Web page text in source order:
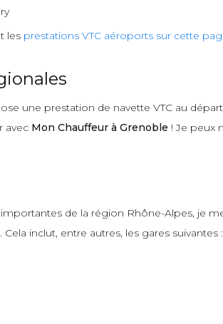
les prestations VTC aéroports sur cette
une prestation de navette VTC au
avec Mon Chauffeur à Grenoble ! Je peux
de la région Rhône-Alpes, je
inclut, entre autres, les gares suivantes :